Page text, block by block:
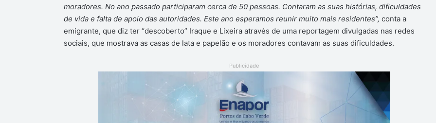
moradores. No ano passado participaram cerca de 50 pessoas. Contaram as suas histórias, dificuldades
de vida e falta de apoio das autoridades. Este ano esperamos reunir muito mais residentes”, conta a
emigrante, que diz ter “descoberto” Iraque e Lixeira através de uma reportagem divulgadas nas redes
sociais, que mostrava as casas de lata e papelão e os moradores contavam as suas dificuldades.
Publicidade